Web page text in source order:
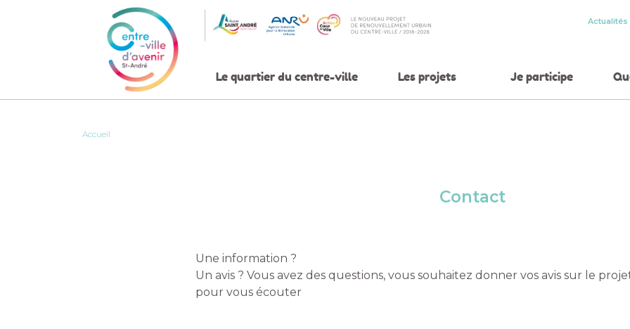
Actualités
Le quartier du centre-ville Les projets Je participe
Accueil
Contact
Une information ?
Un avis ? Vous avez des questions, vous souhaitez donner vos avis sur le
pour vous écouter